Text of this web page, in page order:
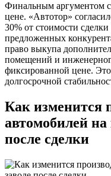
Финальным аргументом
цене. «Автотор»
30% от стоимости
предложенных
право выкупа
помещений и
фиксированной цене.
долгосрочной
Как изменится
автомобилей
после сделки